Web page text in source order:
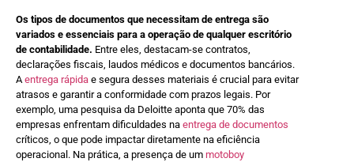
Os tipos de documentos que necessitam de entrega são
variados e essenciais para a operação de qualquer escritório
de contabilidade. Entre eles, destacam-se contratos,
declarações fiscais, laudos médicos e documentos bancários.
A entrega rápida e segura desses materiais é crucial para evitar
atrasos e garantir a conformidade com prazos legais. Por
exemplo, uma pesquisa da Deloitte aponta que 70% das
empresas enfrentam dificuldades na entrega de documentos
críticos, o que pode impactar diretamente na eficiência
operacional. Na prática, a presença de um motoboy